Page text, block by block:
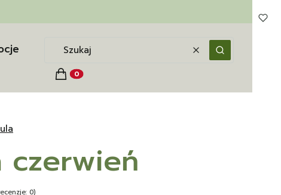
WyczyśćSzukaj
Produkty w koszyku: 0. Zobacz szczegóły
Koszyk
czerwień
0)